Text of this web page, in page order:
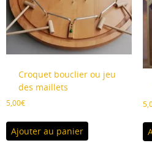
Croquet bouclier ou jeu
des maillets
5,00€
Ajouter au panier